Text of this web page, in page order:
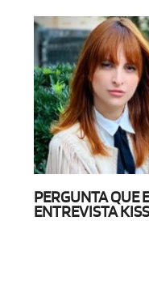
PERGUNTA QUE
ENTREVISTA